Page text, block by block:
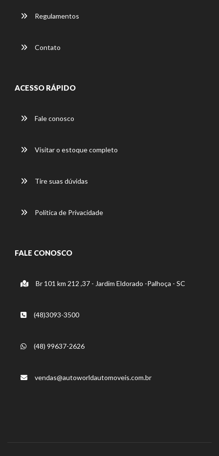
Regulamentos
Contato
ACESSO RÁPIDO
Fale conosco
Visitar o estoque completo
Tire suas dúvidas
Política de Privacidade
FALE CONOSCO
Br 101 km 212 ,37 - Jardim Eldorado -Palhoça - SC
(48)3093-3500
(48) 99637-2626
vendas@autoworldautomoveis.com.br